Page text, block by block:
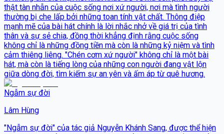
thật tàn nhẫn của cuộc sống nơi xứ người, nơi mà tình người
thường bị che lấp bởi những toan tính vật chất. Thông điệp
mạnh mẽ của bài hát chính là lời nhắc nhở về giá trị của tình
thân và sự sẻ chia, đồng thời khẳng định rằng cuộc sống
không chỉ là những đồng tiền mà còn là những kỷ niệm và tình
cảm thiêng liêng. "Chén cơm xứ người" không chỉ là một bài
hát, mà còn là tiếng lòng của những con người đang vật lộn
giữa dòng đời, tìm kiếm sự an yên và ấm áp từ quê hương.
Ngẫm sự đời
Lâm Hùng
"Ngẫm sự đời" của tác giả Nguyễn Khánh Sang, được thể hiện